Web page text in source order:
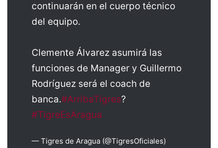
continuarán en el cuerpo técnico
del equipo.
Clemente Álvarez asumirá las
funciones de Manager y Guillermo
Rodríguez será el coach de
banca.#ArribaTigres?
#TigreEsAragua
— Tigres de Aragua (@TigresOficiales)